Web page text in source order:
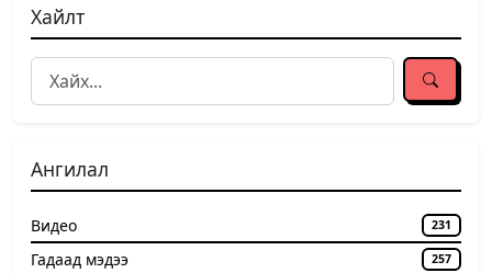
Хайлт
Ангилал
Видео 231
Гадаад мэдээ 257